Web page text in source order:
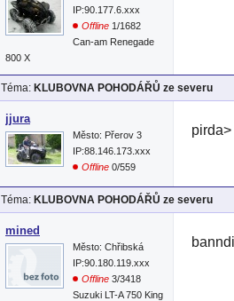
IP:90.177.6.xxx
Offline 1/1682
Can-am Renegade
800 X
Téma: KLUBOVNA POHODÁŘŮ ze severu
jjura
Město: Přerov 3
IP:88.146.173.xxx
Offline 0/559
Téma: KLUBOVNA POHODÁŘŮ ze severu
mined
Město: Chřibská
IP:90.180.119.xxx
Offline 3/3418
Suzuki LT-A 750 King